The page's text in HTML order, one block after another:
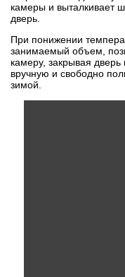
камеры и выталкивает
дверь.
При понижении
занимаемый объем,
камеру, закрывая
вручную и свободно
зимой.